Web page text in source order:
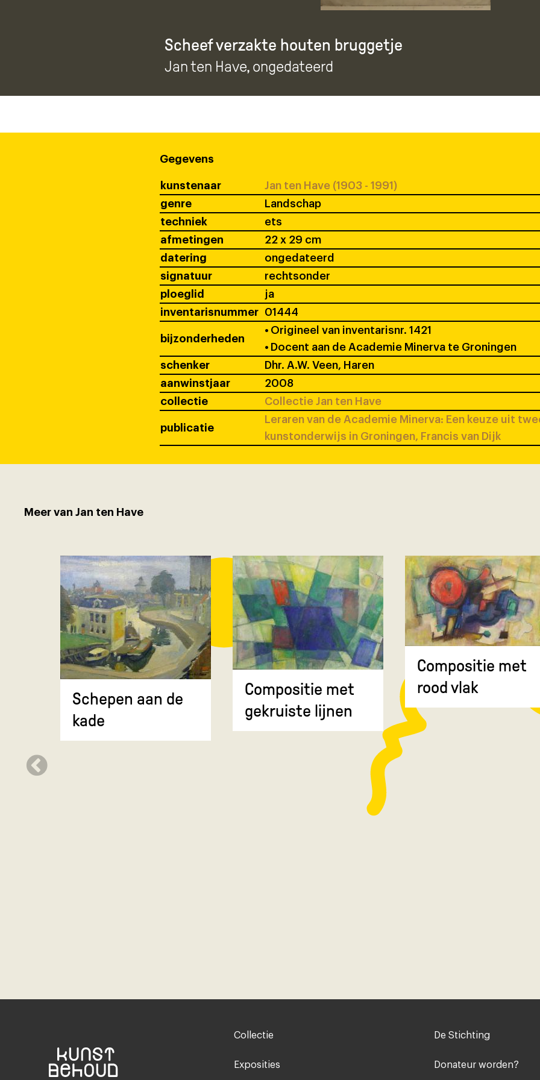
Scheef verzakte houten bruggetje
Jan ten Have, ongedateerd
Gegevens
kunstenaar
Jan ten Have (1903 - 1991)
genre
Landschap
techniek
ets
afmetingen
22 x 29 cm
datering
ongedateerd
signatuur
rechtsonder
ploeglid
ja
inventarisnummer
01444
bijzonderheden
• Origineel van inventarisnr. 1421
• Docent aan de Academie Minerva te Groningen
schenker
Dhr. A.W. Veen, Haren
aanwinstjaar
2008
collectie
Collectie Jan ten Have
publicatie
Leraren van de Academie Minerva: Een keuze uit
kunstonderwijs in Groningen, Francis van Dijk
Meer van Jan ten Have
Schepen aan de
kade
Compositie met
gekruiste lijnen
Compositie met
rood vlak
Footer-
Collectie
Exposities
Voet
De Stichting
Donateur worden?